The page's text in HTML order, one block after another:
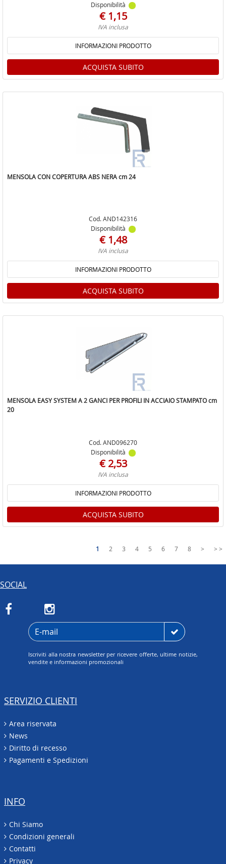
Disponibilità
€ 1,15
IVA inclusa
INFORMAZIONI PRODOTTO
ACQUISTA SUBITO
MENSOLA CON COPERTURA ABS NERA cm 24
Cod. AND142316
Disponibilità
€ 1,48
IVA inclusa
INFORMAZIONI PRODOTTO
ACQUISTA SUBITO
MENSOLA EASY SYSTEM A 2 GANCI PER PROFILI IN ACCIAIO STAMPATO cm
20
Cod. AND096270
Disponibilità
€ 2,53
IVA inclusa
INFORMAZIONI PRODOTTO
ACQUISTA SUBITO
1 2 3 4 5 6 7 8 > > >
SOCIAL
Iscriviti alla nostra newsletter per ricevere offerte, ultime notizie,
vendite e informazioni promozionali
SERVIZIO CLIENTI
Area riservata
News
Diritto di recesso
Pagamenti e Spedizioni
INFO
Chi Siamo
Condizioni generali
Contatti
Privacy